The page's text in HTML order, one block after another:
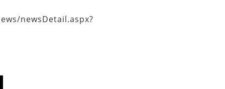
newsDetail.aspx?